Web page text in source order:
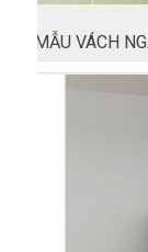
MẪU VÁCH